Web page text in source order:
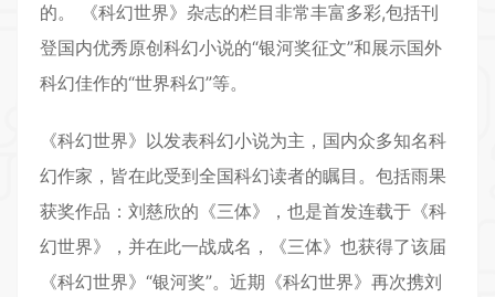
的。 《科幻世界》杂志的栏目非常丰富多彩,包括刊
登国内优秀原创科幻小说的“银河奖征文”和展示国外
科幻佳作的“世界科幻”等。
《科幻世界》以发表科幻小说为主，国内众多知名科
幻作家，皆在此受到全国科幻读者的瞩目。包括雨果
获奖作品：刘慈欣的《三体》，也是首发连载于《科
幻世界》，并在此一战成名，《三体》也获得了该届
《科幻世界》“银河奖”。近期《科幻世界》再次携刘